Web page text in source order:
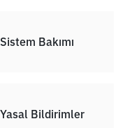
Sistem Bakımı
Yasal Bildirimler